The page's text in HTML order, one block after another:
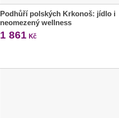
Podhůří polských Krkonoš: jídlo i
neomezený wellness
1 861 Kč